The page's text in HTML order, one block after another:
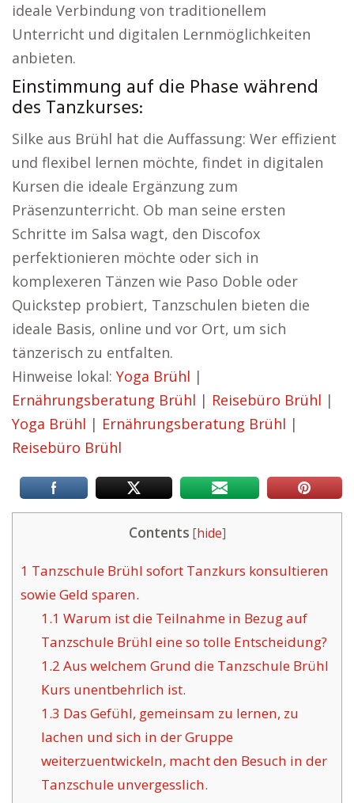
ideale Verbindung von traditionellem
Unterricht und digitalen Lernmöglichkeiten
anbieten.
Einstimmung auf die Phase während
des Tanzkurses:
Silke aus Brühl hat die Auffassung: Wer effizient
und flexibel lernen möchte, findet in digitalen
Kursen die ideale Ergänzung zum
Präsenzunterricht. Ob man seine ersten
Schritte im Salsa wagt, den Discofox
perfektionieren möchte oder sich in
komplexeren Tänzen wie Paso Doble oder
Quickstep probiert, Tanzschulen bieten die
ideale Basis, online und vor Ort, um sich
tänzerisch zu entfalten.
Hinweise lokal: Yoga Brühl |
Ernährungsberatung Brühl | Reisebüro Brühl |
Yoga Brühl | Ernährungsberatung Brühl |
Reisebüro Brühl
Contents [hide]
1 Tanzschule Brühl sofort Tanzkurs konsultieren
sowie Geld sparen.
1.1 Warum ist die Teilnahme in Bezug auf
Tanzschule Brühl eine so tolle Entscheidung?
1.2 Aus welchem Grund die Tanzschule Brühl
Kurs unentbehrlich ist.
1.3 Das Gefühl, gemeinsam zu lernen, zu
lachen und sich in der Gruppe
weiterzuentwickeln, macht den Besuch in der
Tanzschule unvergesslich.